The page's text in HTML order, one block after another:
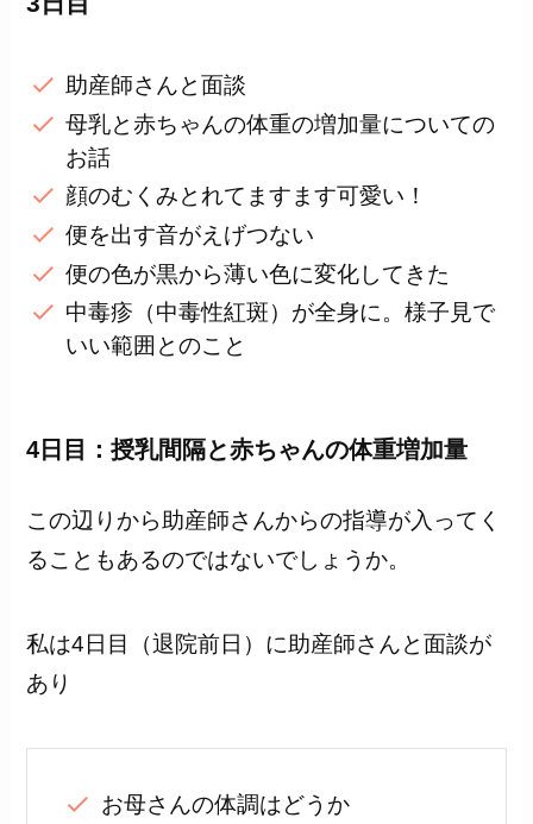
助産師さんと面談
母乳と赤ちゃんの体重の増加量についての
お話
顔のむくみとれてますます可愛い！
便を出す音がえげつない
便の色が黒から薄い色に変化してきた
中毒疹（中毒性紅斑）が全身に。様子見で
いい範囲とのこと
4日目：授乳間隔と赤ちゃんの体重増加量
この辺りから助産師さんからの指導が入ってく
ることもあるのではないでしょうか。
私は4日目（退院前日）に助産師さんと面談が
あり
お母さんの体調はどうか